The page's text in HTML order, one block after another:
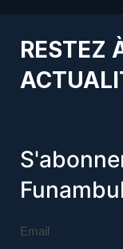
RESTEZ
Email